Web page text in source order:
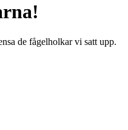
de fågelholkar vi satt upp.